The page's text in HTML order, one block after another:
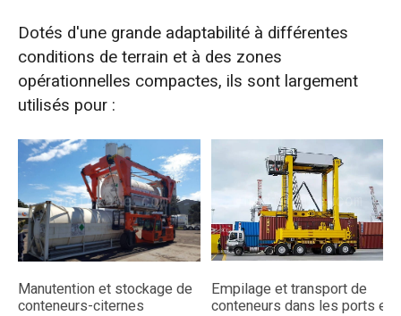
Dotés d'une grande adaptabilité à différentes
conditions de terrain et à des zones
opérationnelles compactes, ils sont largement
utilisés pour :
Manutention et stockage de
conteneurs-citernes
Empilage et transport de
conteneurs dans les ports et